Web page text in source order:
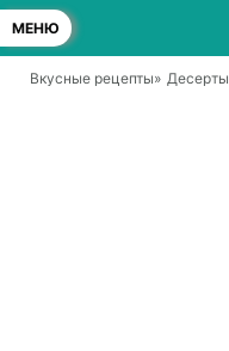
МЕНЮ
Вкусные рецепты» Десерты